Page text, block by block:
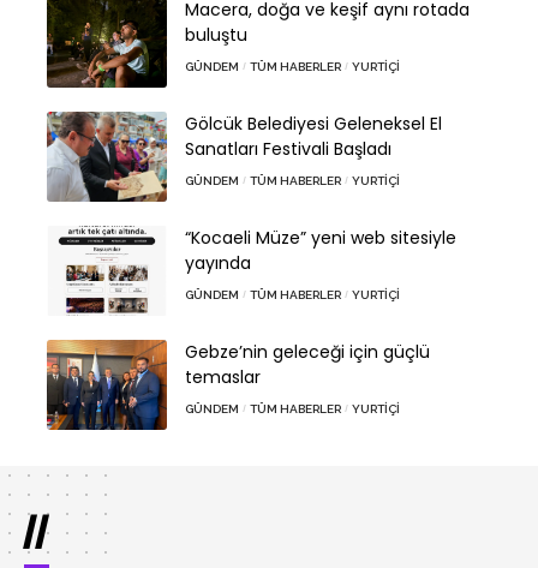
Macera, doğa ve keşif aynı rotada
buluştu
GÜNDEM TÜM HABERLER YURTIÇI
Gölcük Belediyesi Geleneksel El
Sanatları Festivali Başladı
GÜNDEM TÜM HABERLER YURTIÇI
“Kocaeli Müze” yeni web sitesiyle
yayında
GÜNDEM TÜM HABERLER YURTIÇI
Gebze’nin geleceği için güçlü
temaslar
GÜNDEM TÜM HABERLER YURTIÇI
//